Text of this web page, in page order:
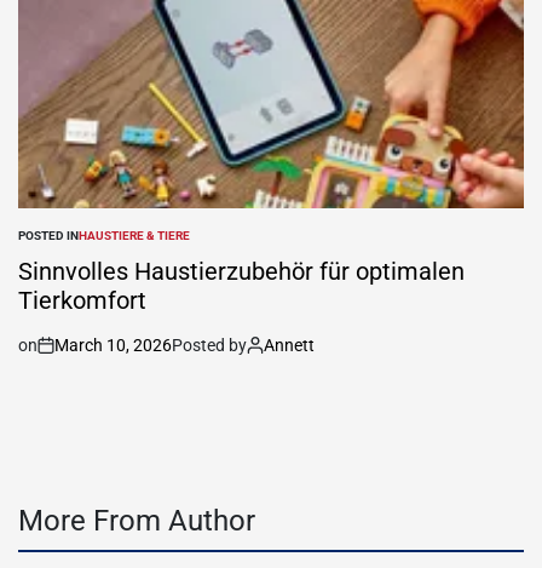
POSTED INHAUSTIERE & TIERE
Sinnvolles Haustierzubehör für optimalen
Tierkomfort
on March 10, 2026Posted by Annett
More From Author